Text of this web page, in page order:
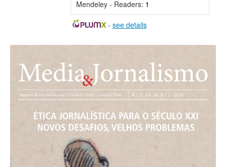
Mendeley - Readers: 1
- see details